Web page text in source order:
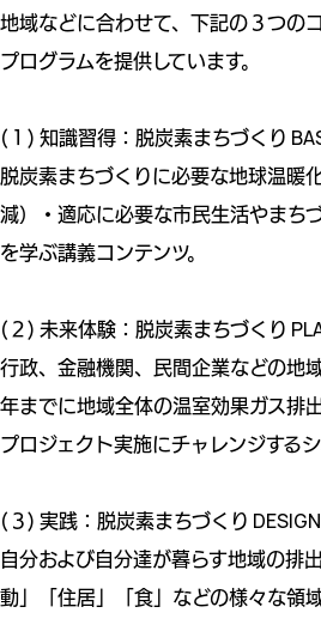
地域などに合わせて、下記の３つの
プログラムを提供しています。
(１) 知識習得：脱炭素まちづくり
脱炭素まちづくりに必要な地球温暖
減）・適応に必要な市民生活やまち
を学ぶ講義コンテンツ。
(２) 未来体験：脱炭素まちづくり
行政、金融機関、民間企業などの地
年までに地域全体の温室効果ガス排
プロジェクト実施にチャレンジする
(３) 実践：脱炭素まちづくり DESIGN
自分および自分達が暮らす地域の排
動」「住居」「食」などの様々な領